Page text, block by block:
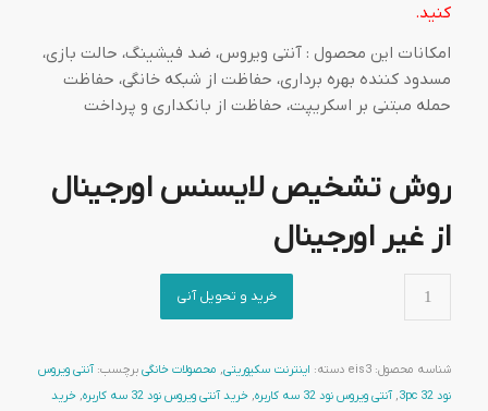
کنید.
امکانات این محصول : آنتی ویروس، ضد فیشینگ، حالت بازی،
مسدود کننده بهره برداری، حفاظت از شبکه خانگی، حفاظت
حمله مبتنی بر اسکریپت، حفاظت از بانکداری و پرداخت
روش تشخیص لایسنس اورجینال
از غیر اورجینال
خرید و تحویل آنی
شناسه محصول: eis3 دسته: اینترنت سکیوریتی, محصولات خانگی برچسب: آنتی ویروس
نود 32 3pc
, آنتی ویروس نود 32 سه کاربره , خرید آنتی ویروس نود 32 سه کاربره , خرید